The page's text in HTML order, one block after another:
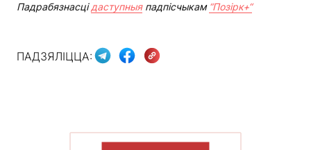
Падрабязнасцідаступныяпадпісчыкам “Позірк+“
ПАДЗЯЛІЦЦА: